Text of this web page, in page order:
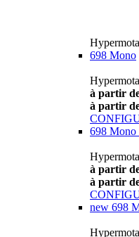
698 Mono
à partir
à partir
698 Mono
à partir
à partir
new 698